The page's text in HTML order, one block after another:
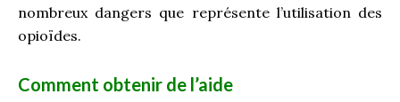
nombreux dangers que représente l’utilisation des
opioïdes.
Comment obtenir de l’aide